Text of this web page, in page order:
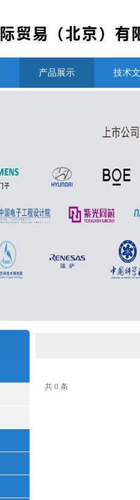
产品展示 技术
共 0 条